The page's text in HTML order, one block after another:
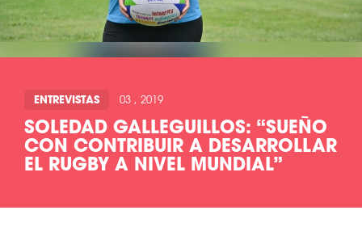
ENTREVISTAS 03 , 2019
SOLEDAD GALLEGUILLOS: “SUEÑO
CON CONTRIBUIR A DESARROLLAR
EL RUGBY A NIVEL MUNDIAL”